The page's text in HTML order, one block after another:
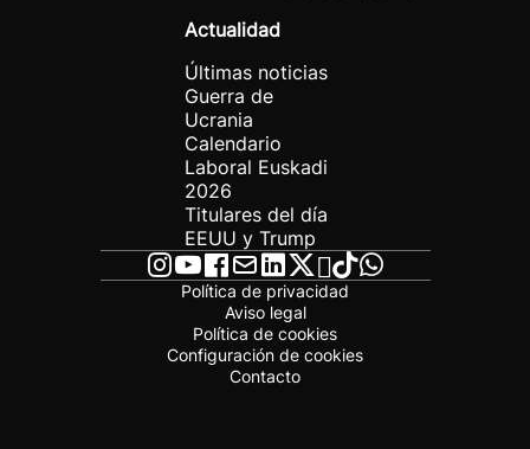
Actualidad
Últimas noticias
Guerra de
Ucrania
Calendario
Laboral Euskadi
2026
Titulares del día
EEUU y Trump
Política de privacidad
Aviso legal
Política de cookies
Configuración de cookies
Contacto